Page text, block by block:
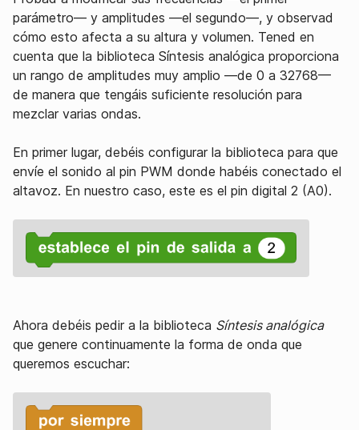
parámetro— y amplitudes —el segundo—, y observad
cómo esto afecta a su altura y volumen. Tened en
cuenta que la biblioteca Síntesis analógica proporciona
un rango de amplitudes muy amplio —de 0 a 32768—
de manera que tengáis suficiente resolución para
mezclar varias ondas.
En primer lugar, debéis configurar la biblioteca para que
envíe el sonido al pin PWM donde habéis conectado el
altavoz. En nuestro caso, este es el pin digital 2 (A0).
Ahora debéis pedir a la biblioteca Síntesis analógica
que genere continuamente la forma de onda que
queremos escuchar: